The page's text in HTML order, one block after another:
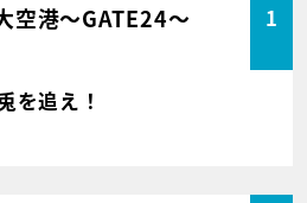
空港～GATE24～ 1
を追え！